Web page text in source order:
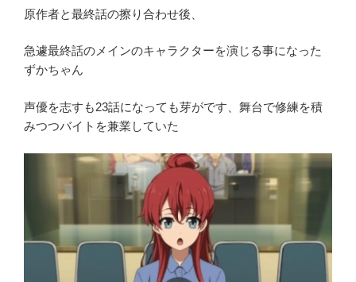
原作者と最終話の擦り合わせ後、
急遽最終話のメインのキャラクターを演じる事になった
ずかちゃん
声優を志すも23話になっても芽がです、舞台で修練を積
みつつバイトを兼業していた